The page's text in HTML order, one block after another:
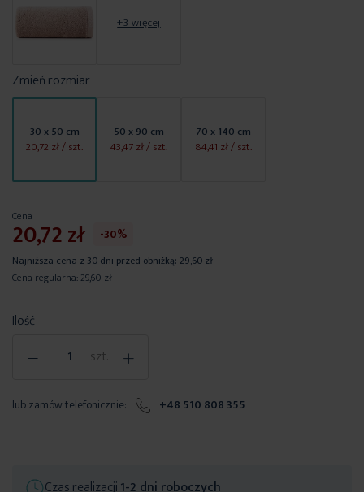
+3 więcej
Zmień rozmiar
30 x 50 cm
20,72 zł/ szt.
50 x 90 cm
43,47 zł/ szt.
70 x 140 cm
84,41 zł/ szt.
Ilość
- szt. +
Cena
20,72 zł -30%
Najniższa cena z 30 dni przed obniżką: 29,60 zł
Cena regularna: 29,60 zł
lub zamów telefonicznie: +48 510 808 355
Czas realizacji1-2 dni roboczych